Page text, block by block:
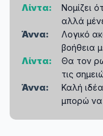
Λίντα:
Νομίζει
αλλά
Άννα:
Λογικό
βοήθεια
Λίντα:
Θα τον
τις
Άννα:
Καλή
μπορώ να